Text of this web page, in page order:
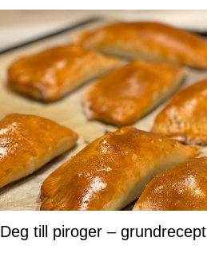
Deg till piroger – grundrecept